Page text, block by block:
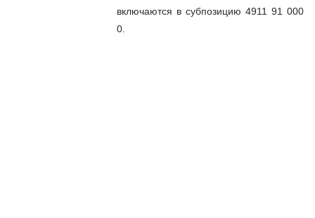
включаются в субпозицию 4911 91 000
0.